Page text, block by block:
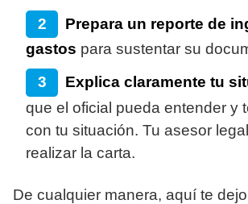
Prepara un reporte de
gastos para sustentar su
Explica claramente tu
que el oficial pueda entender y
con tu situación. Tu asesor
realizar la carta.
De cualquier manera, aquí te